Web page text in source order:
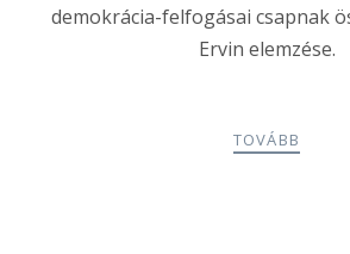
demokrácia-felfogásai csapnak
Ervin elemzése.
TOVÁBB